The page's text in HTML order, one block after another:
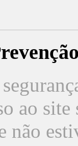
ao
não